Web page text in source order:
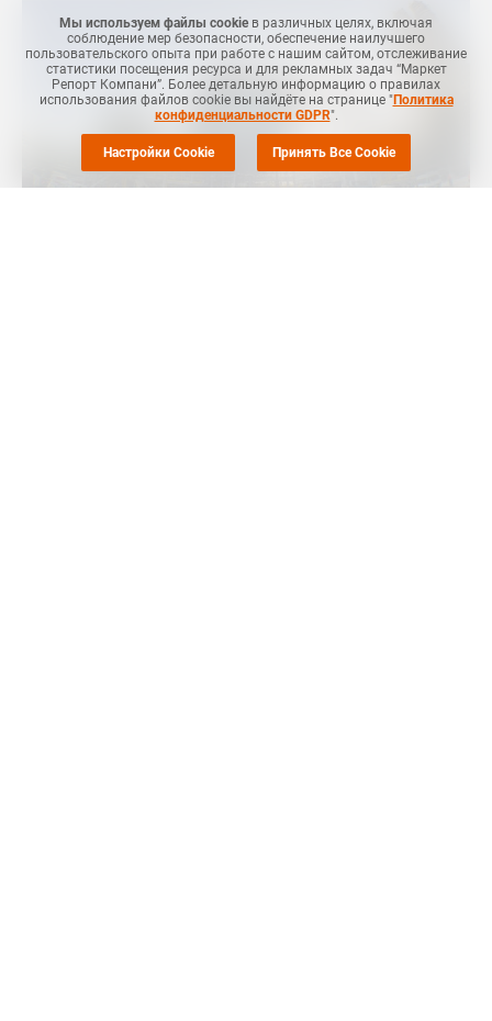
Мы используем файлы cookie в различных целях, включая
соблюдение мер безопасности, обеспечение наилучшего
пользовательского опыта при работе с нашим сайтом, отслеживание
статистики посещения ресурса и для рекламных задач “Маркет
Репорт Компани”. Более детальную информацию о правилах
использования файлов cookie вы найдёте на странице "Политика
конфиденциальности GDPR".
Настройки Cookie Принять Все Cookie